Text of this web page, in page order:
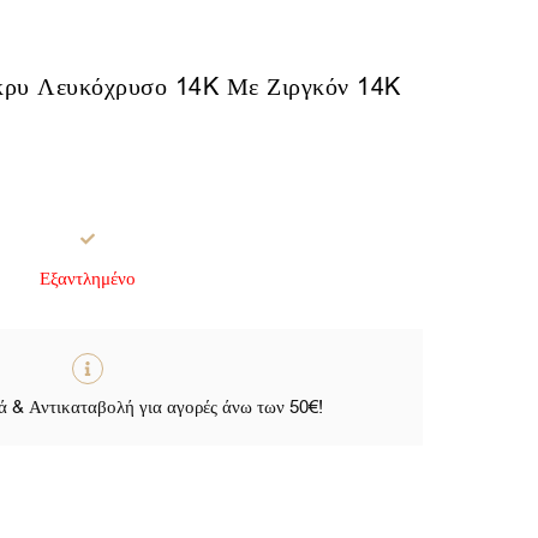
Λευκόχρυσο 14K Με Ζιργκόν 14K
Εξαντλημένο
Αντικαταβολή για αγορές άνω των 50€!